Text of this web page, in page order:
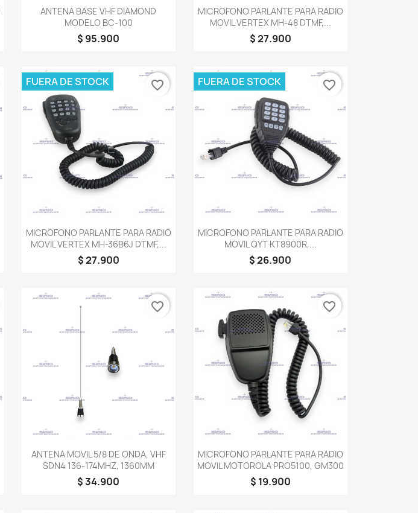
Vista rápida
ANTENA BASE VHF DIAMOND
MODELO BC-100
$ 95.900
Vista rápida
MICROFONO PARLANTE PARA RADIO
MOVIL VERTEX MH-48 DTMF,...
$ 27.900
Vista rápida
MICROFONO PARLANTE PARA RADIO
MOVIL VERTEX MH-36B6J DTMF,...
$ 27.900
FUERA DE STOCK favorite_border
Vista rápida
MICROFONO PARLANTE PARA RADIO
MOVIL QYT KT8900R,...
$ 26.900
FUERA DE STOCK favorite_border
Vista rápida
ANTENA MOVIL 5/8 DE ONDA, VHF
SDN4 136-174MHZ, 1360MM
$ 34.900
favorite_border
Vista rápida
MICROFONO PARLANTE PARA RADIO
MOVIL MOTOROLA PRO5100, GM300
$ 19.900
favorite_border